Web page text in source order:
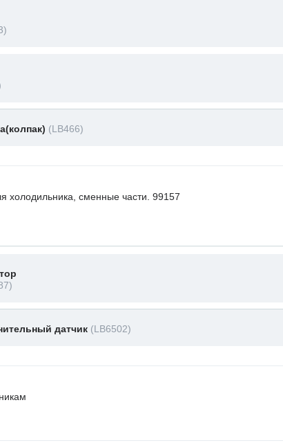
(LB466)
холодильника, сменные части. 99157
датчик (LB6502)